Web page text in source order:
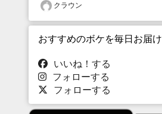
クラウン
おすすめのボケを毎日お届け
いいね！する
フォローする
フォローする